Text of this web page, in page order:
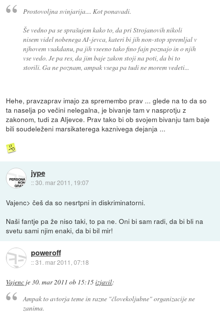
Prostovoljna svinjarija.... Kot ponavadi.
Še vedno pa se sprašujem kako to, da pri Strojanovih nikoli
nisem videl nobenega AI-jevca, kateri bi jih non-stop spremljal v
njhovem vsakdanu, pa jih vseeno tako fino fajn poznajo in o njih
vse vedo. Je pa res, da jim baje zakon stoji na poti, da bi to
storili. Ga ne poznam, ampak vsega pa tudi ne morem vedeti...
Hehe, pravzaprav imajo za spremembo prav ... glede na to da so
ta naselja po večini nelegalna, je bivanje tam v nasprotju z
zakonom, tudi za AIjevce. Prav tako bi ob svojem bivanju tam baje
bili soudeleženi marsikaterega kaznivega dejanja ...
jype
::30. mar 2011, 19:07
Vajenc> češ da so nesrtpni in diskriminatorni.
Naši fantje pa že niso taki, to pa ne. Oni bi sam radi, da bi bli na
svetu sami njim enaki, da bi bil mir!
poweroff
::31. mar 2011, 07:18
Vajenc je30. mar 2011 ob 15:15izjavil:
Ampak to avtorja teme in razne "človekoljubne" organizacije ne
zanima.